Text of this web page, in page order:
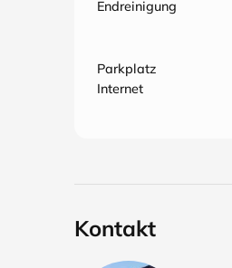
Endreinigung
Parkplatz
Internet
Kontakt